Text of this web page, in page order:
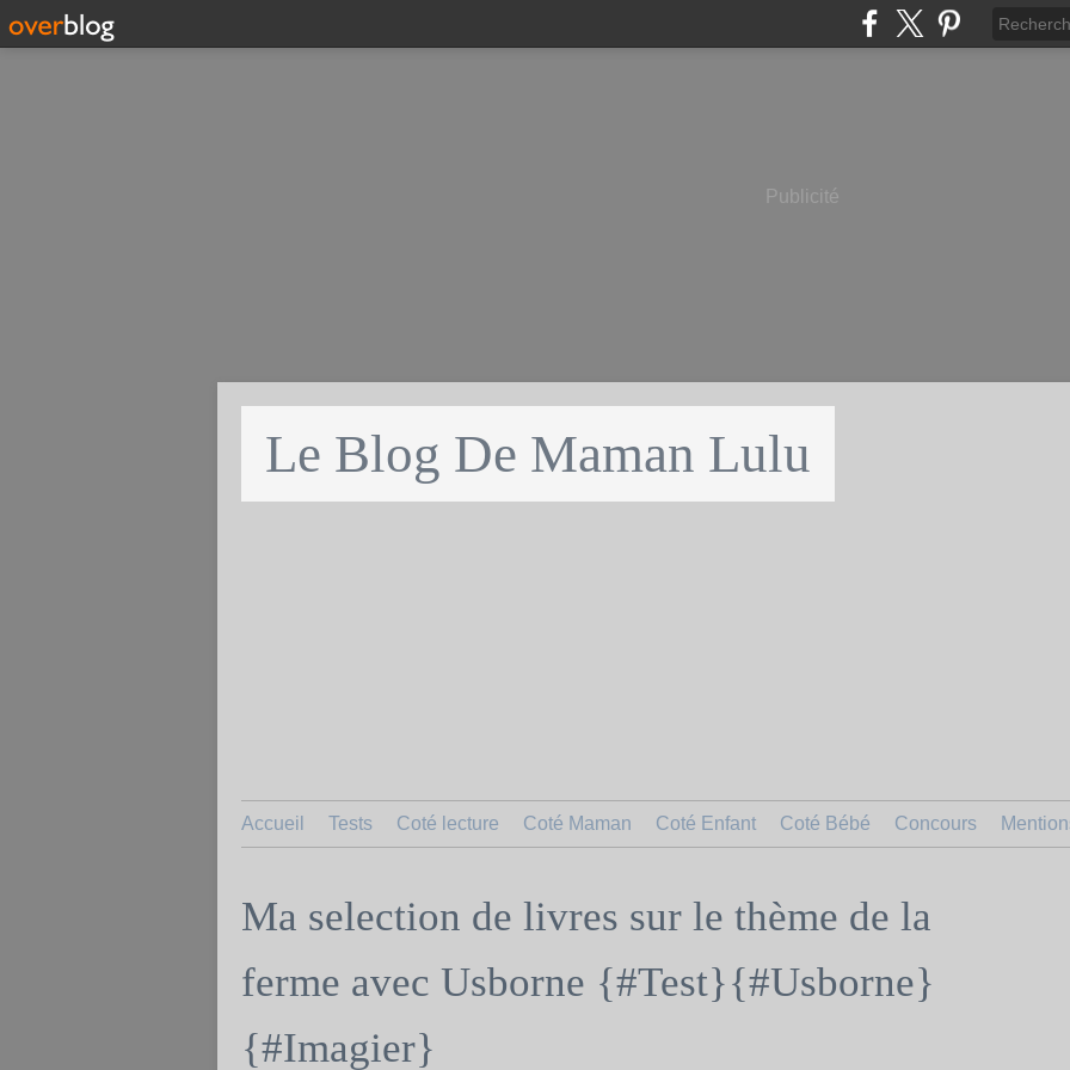
Publicité
Le Blog De Maman Lulu
Accueil Tests Coté lecture Coté Maman Coté Enfant Coté Bébé Concours
Ma selection de livres sur le thème de la
ferme avec Usborne {#Test}{#Usborne}
{#Imagier}